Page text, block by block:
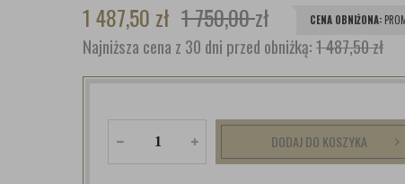
1 487,50 zł 1 750,00zł CENA OBNIŻONA:
Najniższa cena z 30 dni przed obniżką:1 487,50 zł
DODAJ DO KOSZYKA